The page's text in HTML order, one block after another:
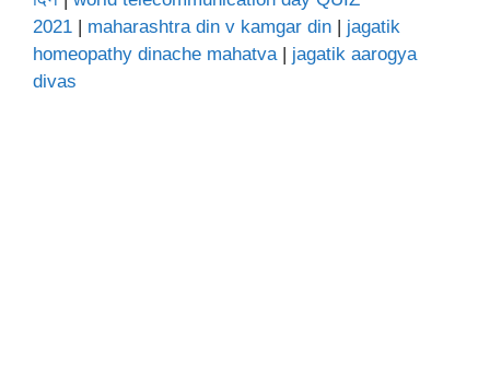
2021
maharashtra din v kamgar din
jagatik
homeopathy dinache mahatva
jagatik aarogya
divas